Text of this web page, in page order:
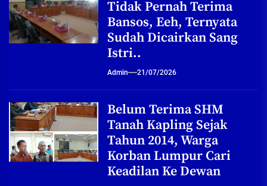
Tidak Pernah Terima
Bansos, Eeh, Ternyata
Sudah Dicairkan Sang
Istri..
Admin 21/07/2026
Belum Terima SHM
Tanah Kapling Sejak
Tahun 2014, Warga
Korban Lumpur Cari
Keadilan Ke Dewan